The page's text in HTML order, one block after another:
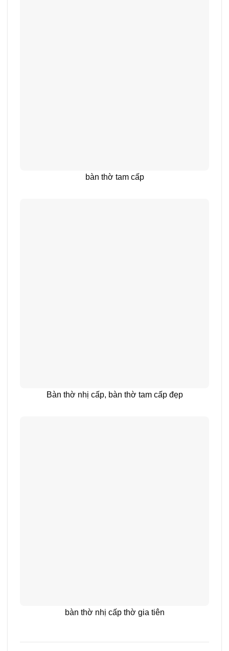
bàn thờ tam cấp
Bàn thờ nhị cấp, bàn thờ tam cấp đẹp
bàn thờ nhị cấp thờ gia tiên